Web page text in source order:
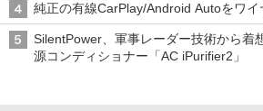
純正の有線CarPlay/Android Autoをワイ
SilentPower、軍事レーダー技術から着
源コンディショナー「AC iPurifier2」